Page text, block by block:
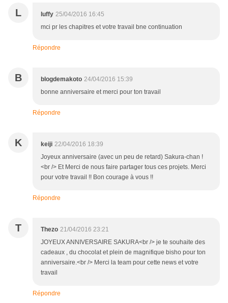
L luffy 25/04/2016 16:45
mci pr les chapitres et votre travail bne continuation
Répondre
B blogdemakoto 24/04/2016 15:39
bonne anniversaire et merci pour ton travail
Répondre
K keiji 22/04/2016 18:39
Joyeux anniversaire (avec un peu de retard) Sakura-chan !
<br /> Et Merci de nous faire partager tous ces projets. Merci
pour votre travail !! Bon courage à vous !!
Répondre
T Thezo 21/04/2016 23:21
JOYEUX ANNIVERSAIRE SAKURA<br /> je te souhaite des
cadeaux , du chocolat et plein de magnifique bisho pour ton
anniversaire.<br /> Merci la team pour cette news et votre
travail
Répondre